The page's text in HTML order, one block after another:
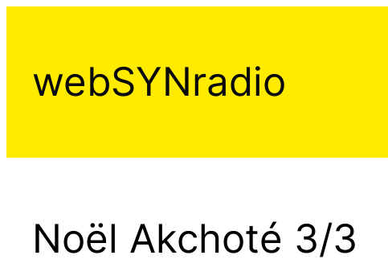
webSYNradio
Noël Akchoté 3/3